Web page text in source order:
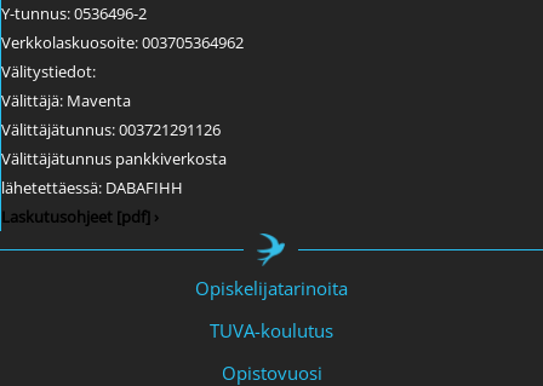
Y-tunnus: 0536496-2
Verkkolaskuosoite: 003705364962
Välitystiedot:
Välittäjä: Maventa
Välittäjätunnus: 003721291126
Välittäjätunnus pankkiverkosta
lähetettäessä: DABAFIHH
Laskutusohjeet [pdf] ›
Opiskelijatarinoita
TUVA-koulutus
Opistovuosi